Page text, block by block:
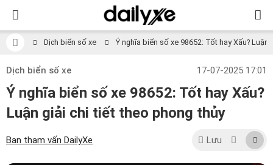
Dịch biển số xe Ý nghĩa biển số xe 98652: Tốt hay Xấu?
Dịch biển số xe 17-07-2025 17:01
Ý nghĩa biển số xe 98652: Tốt hay Xấu?
Luận giải chi tiết theo phong thủy
Ban tham vấn DailyXe Lưu